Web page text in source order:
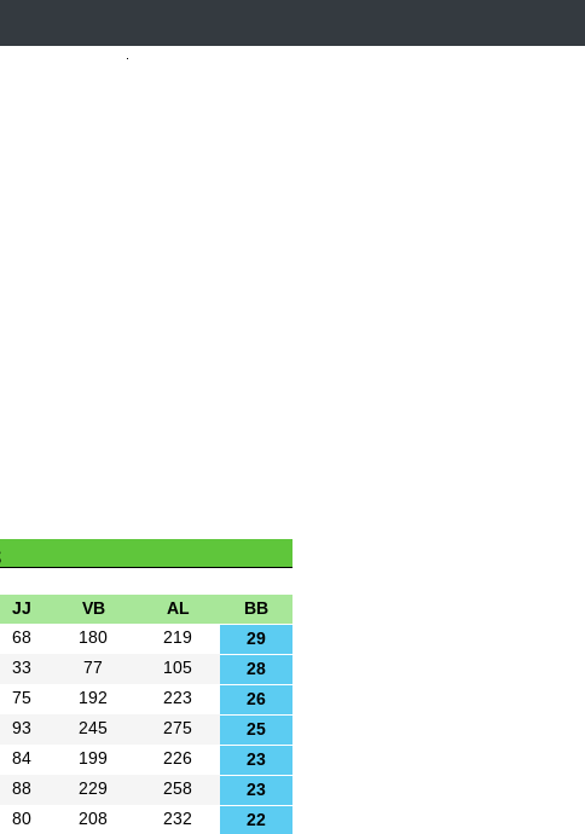
JJ VB AL BB
68 180 219 29
33 77 105 28
75 192 223 26
93 245 275 25
84 199 226 23
88 229 258 23
80 208 232 22